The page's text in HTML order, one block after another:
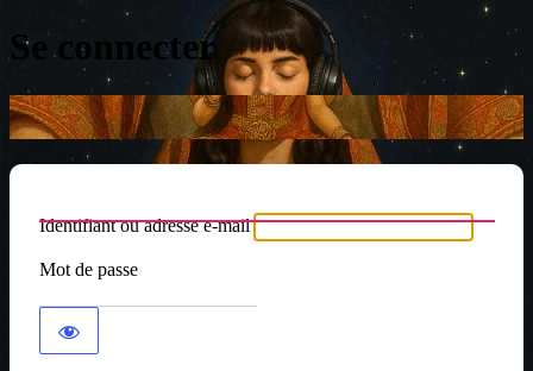
Se connecter
Identifiant ou adresse e-mail
Mot de passe